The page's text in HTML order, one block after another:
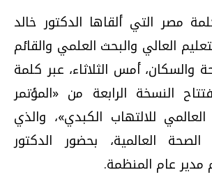
مصر التي ألقاها الدكتور خالد
العالي والبحث العلمي والقائم
والسكان، أمس الثلاثاء، عبر كلمة
النسخة الرابعة من «المؤتمر
للالتهاب الكبدي»، والذي
العالمية، بحضور الدكتور
عام المنظمة.